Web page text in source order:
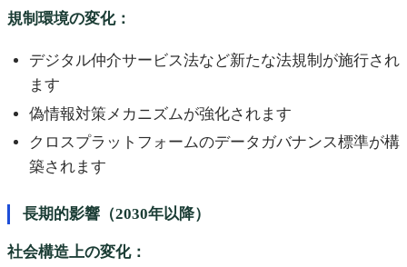
規制環境の変化：
デジタル仲介サービス法など新たな法規制が施行され
ます
偽情報対策メカニズムが強化されます
クロスプラットフォームのデータガバナンス標準が構
築されます
長期的影響（2030年以降）
社会構造上の変化：